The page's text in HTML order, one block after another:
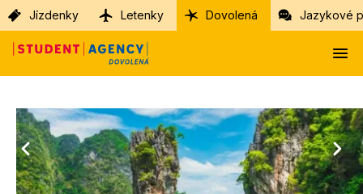
Jízdenky Letenky Dovolená Jazykové